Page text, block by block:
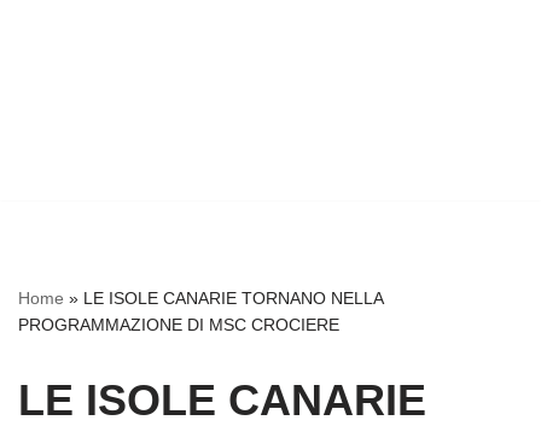
Home » LE ISOLE CANARIE TORNANO NELLA
PROGRAMMAZIONE DI MSC CROCIERE
LE ISOLE CANARIE